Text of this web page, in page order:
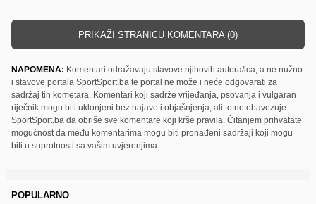
PRIKAŽI STRANICU KOMENTARA (0)
NAPOMENA: Komentari odražavaju stavove njihovih autora/ica, a ne nužno
i stavove portala SportSport.ba te portal ne može i neće odgovarati za
sadržaj tih kometara. Komentari koji sadrže vrijeđanja, psovanja i vulgaran
riječnik mogu biti uklonjeni bez najave i objašnjenja, ali to ne obavezuje
SportSport.ba da obriše sve komentare koji krše pravila. Čitanjem prihvatate
mogućnost da među komentarima mogu biti pronađeni sadržaji koji mogu
biti u suprotnosti sa vašim uvjerenjima.
POPULARNO